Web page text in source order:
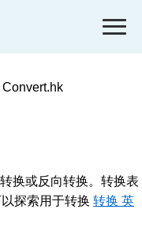
换或反向转换。转换表
探索用于转换 转换 英